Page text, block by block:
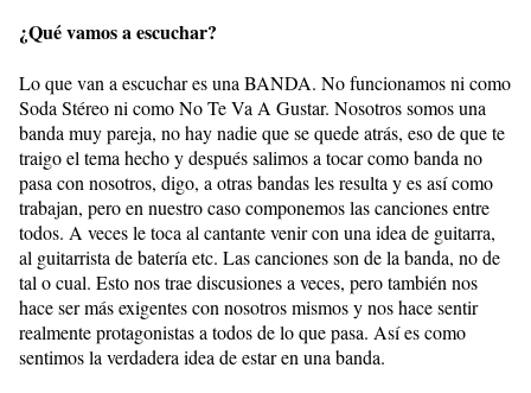
¿Qué vamos a escuchar?
Lo que van a escuchar es una BANDA. No funcionamos ni como
Soda Stéreo ni como No Te Va A Gustar. Nosotros somos una
banda muy pareja, no hay nadie que se quede atrás, eso de que te
traigo el tema hecho y después salimos a tocar como banda no
pasa con nosotros, digo, a otras bandas les resulta y es así como
trabajan, pero en nuestro caso componemos las canciones entre
todos. A veces le toca al cantante venir con una idea de guitarra,
al guitarrista de batería etc. Las canciones son de la banda, no de
tal o cual. Esto nos trae discusiones a veces, pero también nos
hace ser más exigentes con nosotros mismos y nos hace sentir
realmente protagonistas a todos de lo que pasa. Así es como
sentimos la verdadera idea de estar en una banda.